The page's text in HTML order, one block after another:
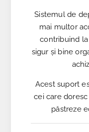
Sistemul de
mai multor
contribuind
sigur și bine
Acest suport
cei care
păstreze